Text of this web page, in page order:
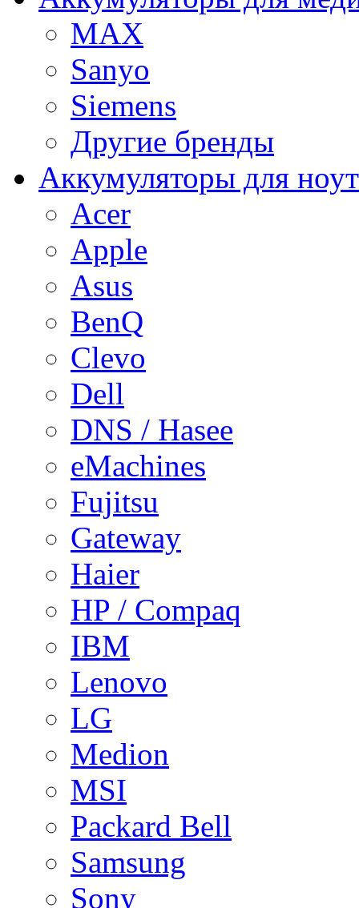
MAX
Sanyo
Siemens
Другие бренды
Аккумуляторы для
Acer
Apple
Asus
BenQ
Clevo
Dell
DNS / Hasee
eMachines
Fujitsu
Gateway
Haier
HP / Compaq
IBM
Lenovo
LG
Medion
MSI
Packard Bell
Samsung
Sony